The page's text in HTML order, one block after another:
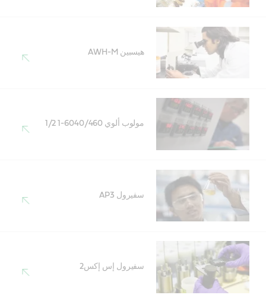
هيسبين AWH-M
مولوب ألوي 6040/460-1 1/2
سفيرول AP3
سفيرول إس إكس2